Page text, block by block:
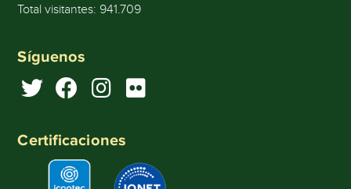
Total visitantes: 941.709
Síguenos
Certificaciones